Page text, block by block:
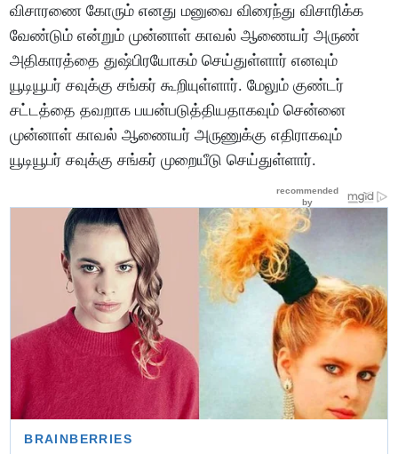
விசாரணை கோரும் எனது மனுவை விரைந்து விசாரிக்க
வேண்டும் என்றும் முன்னாள் காவல் ஆணையர் அருண்
அதிகாரத்தை துஷ்பிரயோகம் செய்துள்ளார் எனவும்
யூடியூபர் சவுக்கு சங்கர் கூறியுள்ளார். மேலும் குண்டர்
சட்டத்தை தவறாக பயன்படுத்தியதாகவும் சென்னை
முன்னாள் காவல் ஆணையர் அருணுக்கு எதிராகவும்
யூடியூபர் சவுக்கு சங்கர் முறையீடு செய்துள்ளார்.